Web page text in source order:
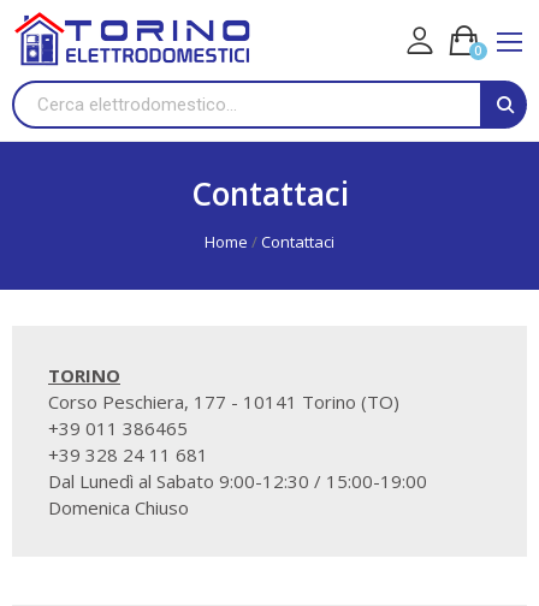
0
Contattaci
Home Contattaci
TORINO
Corso Peschiera, 177 - 10141 Torino (TO)
+39 011 386465
+39 328 24 11 681
Dal Lunedì al Sabato 9:00-12:30 / 15:00-19:00
Domenica Chiuso